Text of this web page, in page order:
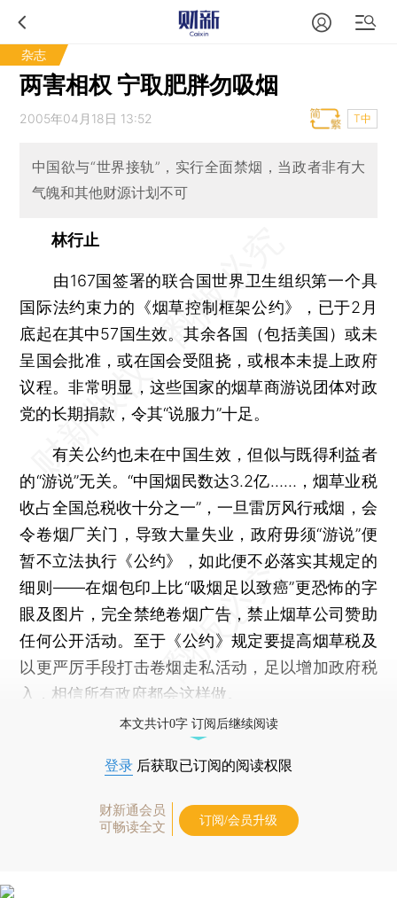
杂志
两害相权 宁取肥胖勿吸烟
2005年04月18日 13:52 T中
中国欲与“世界接轨”，实行全面禁烟，当政者非有大
气魄和其他财源计划不可
林行止
由167国签署的联合国世界卫生组织第一个具
国际法约束力的《烟草控制框架公约》，已于2月
底起在其中57国生效。其余各国（包括美国）或未
呈国会批准，或在国会受阻挠，或根本未提上政府
议程。非常明显，这些国家的烟草商游说团体对政
党的长期捐款，令其“说服力”十足。
有关公约也未在中国生效，但似与既得利益者
的“游说”无关。“中国烟民数达3.2亿……，烟草业税
收占全国总税收十分之一”，一旦雷厉风行戒烟，会
令卷烟厂关门，导致大量失业，政府毋须“游说”便
暂不立法执行《公约》，如此便不必落实其规定的
细则——在烟包印上比“吸烟足以致癌”更恐怖的字
眼及图片，完全禁绝卷烟广告，禁止烟草公司赞助
任何公开活动。至于《公约》规定要提高烟草税及
以更严厉手段打击卷烟走私活动，足以增加政府税
入，相信所有政府都会这样做。
本文共计0字 订阅后继续阅读
登录 后获取已订阅的阅读权限
财新通会员
可畅读全文
订阅/会员升级